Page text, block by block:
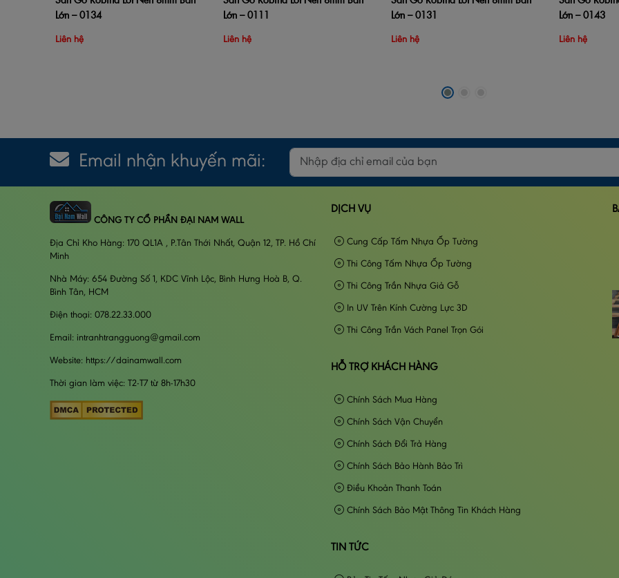
Thêm vào giỏ hàng
Lớn – 0134
Liên hệ
Thêm vào giỏ hàng
Lớn – 0111
Liên hệ
Thêm vào giỏ hàng
Lớn – 0131
Liên hệ
Thêm vào giỏ
Lớn – 0143
Liên hệ
Email nhận khuyến mãi:
CÔNG TY CỔ PHẦN ĐẠI NAM WALL
Địa Chỉ Kho Hàng: 170 QL1A , P.Tân Thới Nhất, Quận 12, TP. Hồ Chí
Minh
Nhà Máy: 654 Đường Số 1, KDC Vĩnh Lộc, Bình Hưng Hoà B, Q.
Bình Tân, HCM
Điện thoại: 078.22.33.000
Email: intranhtrangguong@gmail.com
Website: https://dainamwall.com
Thời gian làm việc: T2-T7 từ 8h-17h30
DỊCH VỤ
Cung Cấp Tấm Nhựa Ốp Tường
Thi Công Tấm Nhựa Ốp Tường
Thi Công Trần Nhựa Giả Gỗ
In UV Trên Kính Cường Lực 3D
Thi Công Trần Vách Panel Trọn Gói
HỖ TRỢ KHÁCH HÀNG
Chính Sách Mua Hàng
Chính Sách Vận Chuyển
Chính Sách Đổi Trả Hàng
Chính Sách Bảo Hành Bảo Trì
Điều Khoản Thanh Toán
Chính Sách Bảo Mật Thông Tin Khách Hàng
TIN TỨC